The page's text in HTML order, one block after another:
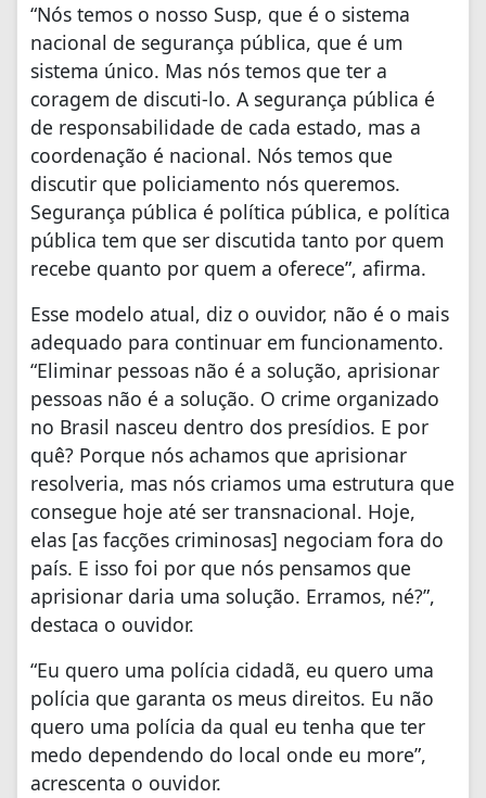
“Nós temos o nosso Susp, que é o sistema
nacional de segurança pública, que é um
sistema único. Mas nós temos que ter a
coragem de discuti-lo. A segurança pública é
de responsabilidade de cada estado, mas a
coordenação é nacional. Nós temos que
discutir que policiamento nós queremos.
Segurança pública é política pública, e política
pública tem que ser discutida tanto por quem
recebe quanto por quem a oferece”, afirma.
Esse modelo atual, diz o ouvidor, não é o mais
adequado para continuar em funcionamento.
“Eliminar pessoas não é a solução, aprisionar
pessoas não é a solução. O crime organizado
no Brasil nasceu dentro dos presídios. E por
quê? Porque nós achamos que aprisionar
resolveria, mas nós criamos uma estrutura que
consegue hoje até ser transnacional. Hoje,
elas [as facções criminosas] negociam fora do
país. E isso foi por que nós pensamos que
aprisionar daria uma solução. Erramos, né?”,
destaca o ouvidor.
“Eu quero uma polícia cidadã, eu quero uma
polícia que garanta os meus direitos. Eu não
quero uma polícia da qual eu tenha que ter
medo dependendo do local onde eu more”,
acrescenta o ouvidor.